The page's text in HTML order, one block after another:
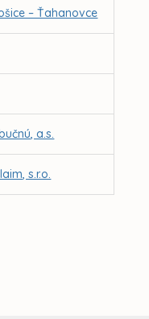
– Ťahanovce
a.s.
s.r.o.